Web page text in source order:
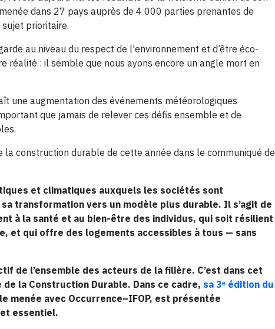
dans 27 pays auprès de 4 000 parties prenantes de
prioritaire.
au niveau du respect de l'environnement et d’être éco-
: il semble que nous ayons encore un angle mort en
une augmentation des événements météorologiques
que jamais de relever ces défis ensemble et de
construction durable de cette année dans le communiqué de
et climatiques auxquels les sociétés sont
transformation vers un modèle plus durable. Il s’agit de
à la santé et au bien-être des individus, qui soit résilient
et qui offre des logements accessibles à tous — sans
de l’ensemble des acteurs de la filière. C’est dans cet
la Construction Durable. Dans ce cadre, sa 3ᵉ édition du
menée avec Occurrence–IFOP, est présentée
essentiel.